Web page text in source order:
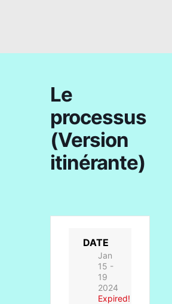
Le
processus
(Version
itinérante)
DATE
Jan
15 -
19
2024
Expired!